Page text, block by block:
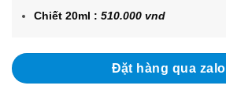
Chiết 20ml :510.000 vnd
Đặt hàng qua zalo